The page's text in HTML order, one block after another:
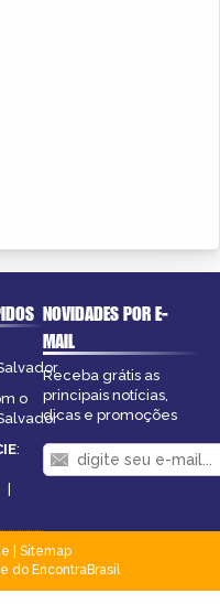
o
:
|
NOVIDADES POR E-
MAIL
Receba grátis as
principais notícias,
dicas e promoções
Sitemap
do EncontraBrasil